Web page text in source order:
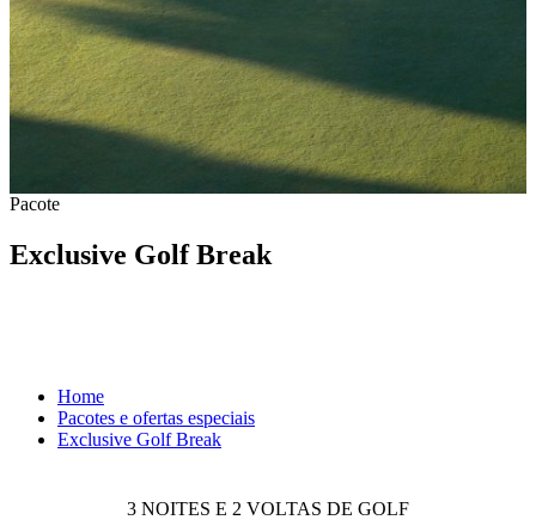
Pacote
Exclusive Golf Break
Home
Pacotes e ofertas especiais
Exclusive Golf Break
3 NOITES E 2 VOLTAS DE GOLF